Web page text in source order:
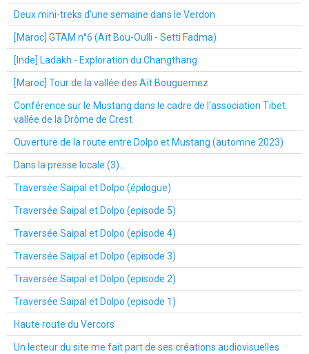
Deux mini-treks d'une semaine dans le Verdon
[Maroc] GTAM n°6 (Aït Bou-Oulli - Setti Fadma)
[Inde] Ladakh - Exploration du Changthang
[Maroc] Tour de la vallée des Aït Bouguemez
Conférence sur le Mustang dans le cadre de l'association Tibet
vallée de la Drôme de Crest
Ouverture de la route entre Dolpo et Mustang (automne 2023)
Dans la presse locale (3)...
Traversée Saipal et Dolpo (épilogue)
Traversée Saipal et Dolpo (episode 5)
Traversée Saipal et Dolpo (episode 4)
Traversée Saipal et Dolpo (episode 3)
Traversée Saipal et Dolpo (episode 2)
Traversée Saipal et Dolpo (episode 1)
Haute route du Vercors
Un lecteur du site me fait part de ses créations audiovisuelles